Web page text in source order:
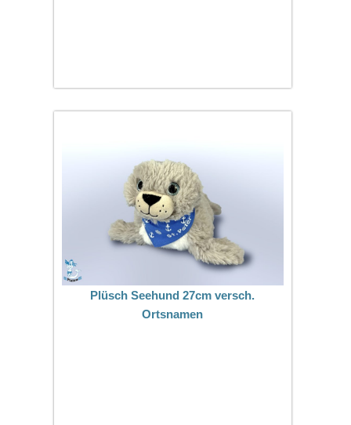
Plüsch Seehund 27cm versch.
Ortsnamen